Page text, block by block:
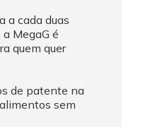
a cada duas
MegaG é
quem quer
de patente na
sem